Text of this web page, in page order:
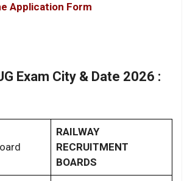
Application Form
Exam City & Date 2026 :
RAILWAY
RECRUITMENT
BOARDS